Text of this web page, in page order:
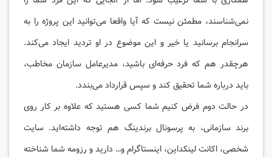
نمی‌شناسند، مطمئن نیست که آیا واقعا می‌توانید این پروژه را به
سرانجام برسانید یا خیر و این موضوع در او تردید ایجاد می‌کند.
هرچقدر هم که فرد حرفه‌ای باشید، مدیرعامل سازمان مخاطب،
باید درباره شما تحقیق کند و سپس قرارداد می‌بندد.
در حالت دوم فرض کنیم شما کسی هستید که علاوه بر کار روی
برند سازمانی، به پرسونال برندینگ هم توجه داشته‌اید. سایت
شخصی، اکانت لینکداین، اینستاگرام و… دارید و رزومه شما شناخته